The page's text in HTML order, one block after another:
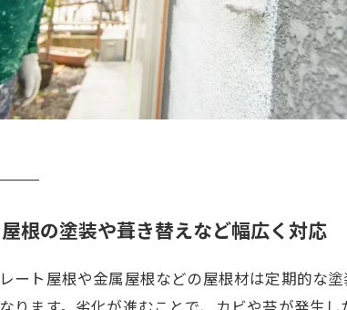
屋根の塗装や葺き替えなど幅広く対応
ート屋根や金属屋根などの屋根材は定期的な